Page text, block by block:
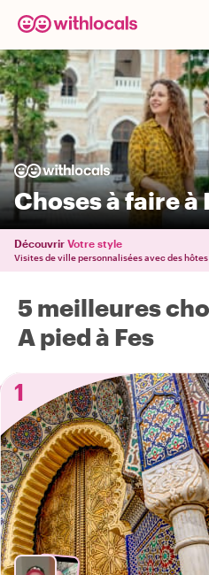
Choses à faire à
Découvrir Votre style
Visites de ville personnalisées avec des
5 meilleures
A pied à Fes
1